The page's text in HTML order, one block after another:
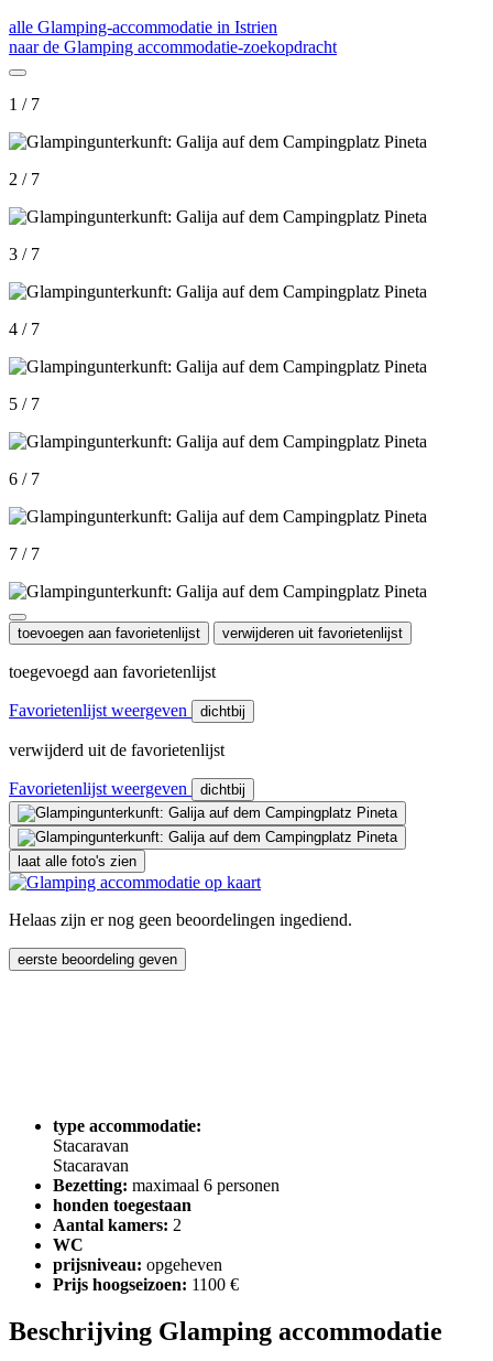
alle Glamping-accommodatie in Istrien
naar de Glamping accommodatie-zoekopdracht
1 / 7
2 / 7
3 / 7
4 / 7
5 / 7
6 / 7
7 / 7
toevoegen aan favorietenlijst verwijderen uit favorietenlijst
toegevoegd aan favorietenlijst
Favorietenlijst weergeven dichtbij
verwijderd uit de favorietenlijst
Favorietenlijst weergeven dichtbij
laat alle foto's zien
Helaas zijn er nog geen beoordelingen ingediend.
eerste beoordeling geven
type accommodatie:
Stacaravan
Stacaravan
Bezetting: maximaal 6 personen
honden toegestaan
Aantal kamers: 2
WC
prijsniveau: opgeheven
Prijs hoogseizoen: 1100 €
Beschrijving Glamping accommodatie